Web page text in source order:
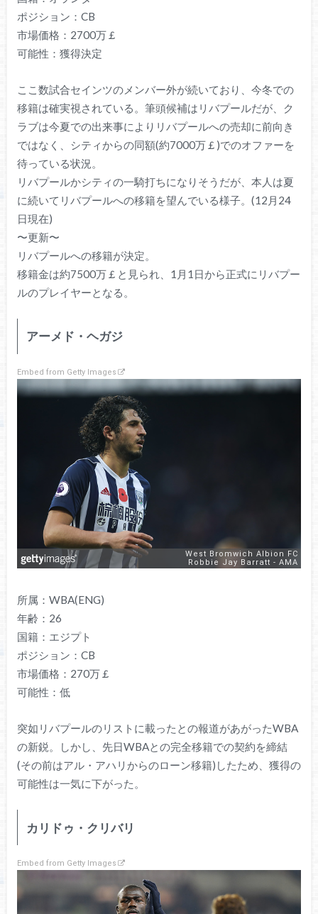
ポジション：CB
市場価格：2700万￡
可能性：獲得決定
ここ数試合セインツのメンバー外が続いており、今冬での
移籍は確実視されている。筆頭候補はリバプールだが、ク
ラブは今夏での出来事によりリバプールへの売却に前向き
ではなく、シティからの同額(約7000万￡)でのオファーを
待っている状況。
リバプールかシティの一騎打ちになりそうだが、本人は夏
に続いてリバプールへの移籍を望んでいる様子。(12月24
日現在)
〜更新〜
リバプールへの移籍が決定。
移籍金は約7500万￡と見られ、1月1日から正式にリバプー
ルのプレイヤーとなる。
アーメド・ヘガジ
Embed from Getty Images
所属：WBA(ENG)
年齢：26
国籍：エジプト
ポジション：CB
市場価格：270万￡
可能性：低
突如リバプールのリストに載ったとの報道があがったWBA
の新鋭。しかし、先日WBAとの完全移籍での契約を締結
(その前はアル・アハリからのローン移籍)したため、獲得の
可能性は一気に下がった。
カリドゥ・クリバリ
Embed from Getty Images